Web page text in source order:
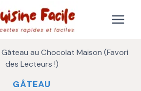
Gâteau au Chocolat Maison (Favori
des Lecteurs !)
GÂTEAU